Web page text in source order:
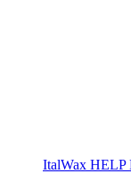
ItalWax HELP